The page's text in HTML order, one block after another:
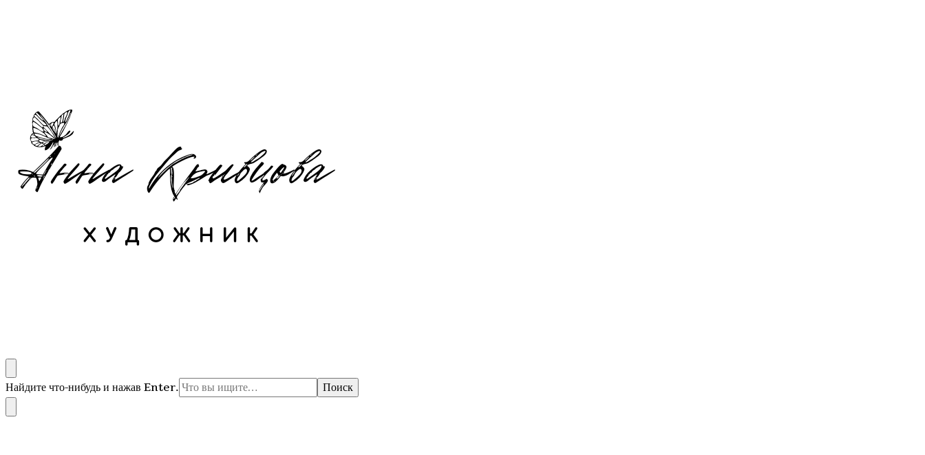
Художник Анна Кривцова
Оригинальные картины маслом
Ищите
что-
то?
Найдите что-нибудь и нажав Enter.